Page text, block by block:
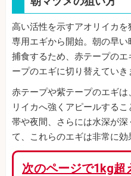
高い活性を示すアオリイカ
専用エギから開始。朝の早
捕食するため、赤テープの
ープのエギに切り替えていき
赤テープや紫テープのエギ
リイカへ強くアピールする
帯や夜間、さらには水深が
て、これらのエギは非常に効
次のページで1kg超